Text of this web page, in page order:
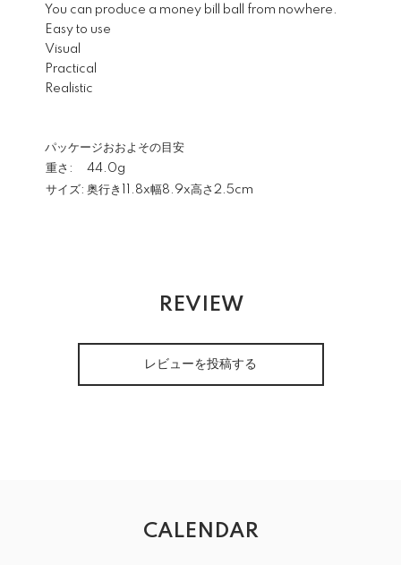
You can produce a money bill ball from nowhere.
Easy to use
Visual
Practical
Realistic
パッケージおおよその目安
重さ:
44.0g
サイズ: 奥行き11.8x幅8.9x高さ2.5cm
REVIEW
レビューを投稿する
CALENDAR